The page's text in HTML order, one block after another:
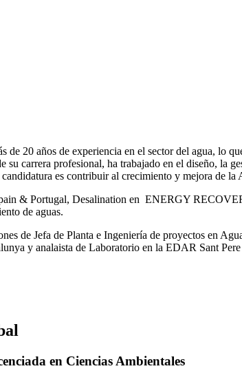
de 20 años de experiencia en el sector del agua, lo
su carrera profesional, ha trabajado en el diseño, la
es contribuir al crecimiento y mejora de
& Portugal, Desalination en ENERGY
de aguas.
de Jefa de Planta e Ingeniería de proyectos en
y analaista de Laboratorio en la EDAR Sant
en Ciencias Ambientales